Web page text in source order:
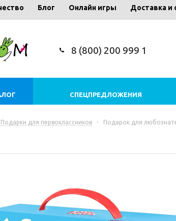
Блог Онлайн игры Доставка и
8 (800) 200 999 1
СПЕЦПРЕДЛОЖЕНИЯ
Подарки для первоклассников - Подарок для